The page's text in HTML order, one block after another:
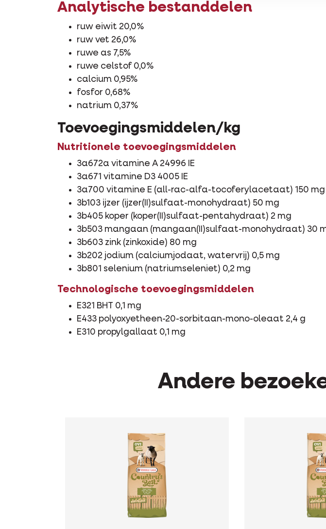
Analytische bestanddelen
ruw eiwit 20,0%
ruw vet 26,0%
ruwe as 7,5%
ruwe celstof 0,0%
calcium 0,95%
fosfor 0,68%
natrium 0,37%
Toevoegingsmiddelen/kg
Nutritionele toevoegingsmiddelen
3a672a vitamine A 24996 IE
3a671 vitamine D3 4005 IE
3a700 vitamine E (all-rac-alfa-tocoferylacetaat) 150 mg
3b103 ijzer (ijzer(II)sulfaat-monohydraat) 50 mg
3b405 koper (koper(II)sulfaat-pentahydraat) 2 mg
3b503 mangaan (mangaan(II)sulfaat-monohydraat) 30
3b603 zink (zinkoxide) 80 mg
3b202 jodium (calciumjodaat, watervrij) 0,5 mg
3b801 selenium (natriumseleniet) 0,2 mg
Technologische toevoegingsmiddelen
E321 BHT 0,1 mg
E433 polyoxyetheen-20-sorbitaan-mono-oleaat 2,4 g
E310 propylgallaat 0,1 mg
Andere